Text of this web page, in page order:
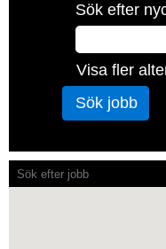
Sök efter
Visa fler
Skärmläsare
kan